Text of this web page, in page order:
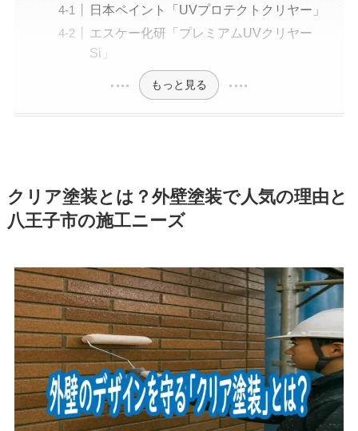
日本ペイント「UVプロテクトクリヤー」
エスケー化研「プレミアムUVクリヤー
Si」
もっと見る
クリア塗装とは？外壁塗装で人気の理由と
八王子市の施工ニーズ